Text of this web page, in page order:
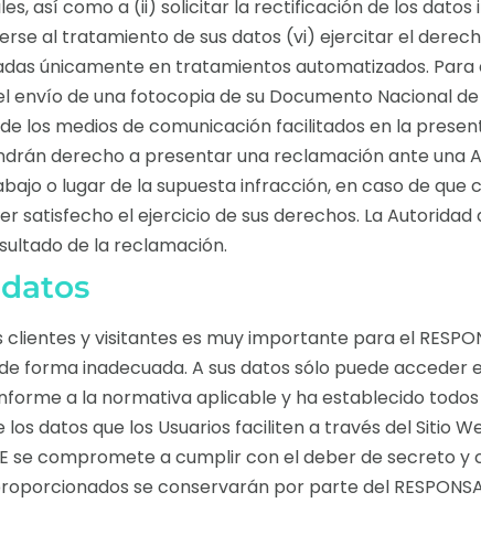
así como a (ii) solicitar la rectificación de los datos
al tratamiento de sus datos (vi) ejercitar el
únicamente en tratamientos automatizados.
envío de una fotocopia de su Documento Nacional
los medios de comunicación facilitados en la
derecho a presentar una reclamación ante una
o lugar de la supuesta infracción, en caso de
satisfecho el ejercicio de sus derechos. La
de la reclamación.
y visitantes es muy importante para el
inadecuada. A sus datos sólo puede acceder
a la normativa aplicable y ha establecido
datos que los Usuarios faciliten a través del Sitio
se compromete a cumplir con el deber de secreto
se conservarán por parte del